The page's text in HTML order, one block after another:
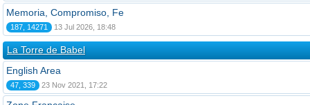
Memoria, Compromiso, Fe
187, 14271 13 Jul 2026, 18:48
La Torre de Babel
English Area
47, 339 23 Nov 2021, 17:22